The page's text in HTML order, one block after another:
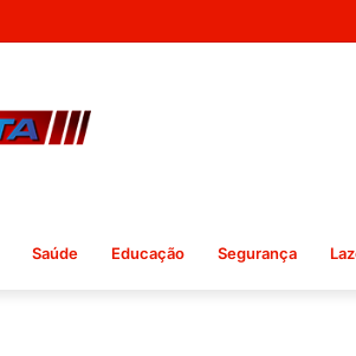
Saúde Educação Segurança